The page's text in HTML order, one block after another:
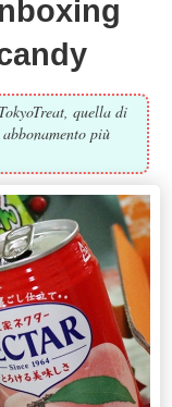
quella di
più